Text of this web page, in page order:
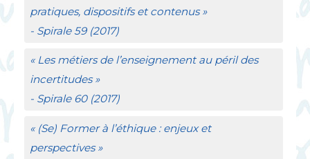
pratiques, dispositifs et contenus »
- Spirale59 (2017)
« Les métiers de l’enseignement au péril des
incertitudes »
- Spirale60 (2017)
« (Se) Former à l’éthique : enjeux et
perspectives »